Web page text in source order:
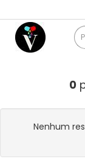
0
Nenhum